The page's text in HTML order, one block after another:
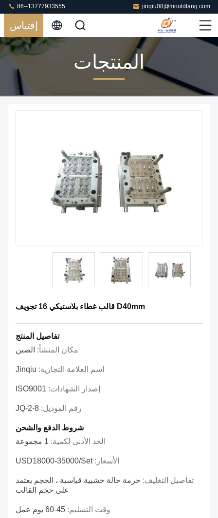
jinqiu08@mouldtang.com
86--13777933555
إقتباس
المنتجات
D40mm قالب غطاء بلاستيكي 16 تجويف
تفاصيل المنتج
مكان المنشأ: الصين
اسم العلامة التجارية: Jinqiu
إصدار الشهادات: ISO9001
رقم الموديل: JQ-2-8
شروط الدفع والشحن
الحد الأدنى لكمية: 1 مجموعة
الأسعار:USD18000-35000/set
تفاصيل التغليف: حزمة حالة خشبية قياسية ، الحجم يعتمد
على حجم القالب
وقت التسليم: 45-60 يوم عمل